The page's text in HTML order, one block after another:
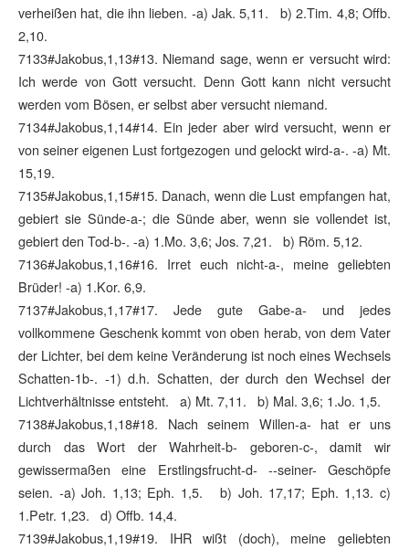
verheißen hat, die ihn lieben. -a) Jak. 5,11. b) 2.Tim. 4,8; Offb.
2,10.
7133#Jakobus,1,13#13. Niemand sage, wenn er versucht wird:
Ich werde von Gott versucht. Denn Gott kann nicht versucht
werden vom Bösen, er selbst aber versucht niemand.
7134#Jakobus,1,14#14. Ein jeder aber wird versucht, wenn er
von seiner eigenen Lust fortgezogen und gelockt wird-a-. -a) Mt.
15,19.
7135#Jakobus,1,15#15. Danach, wenn die Lust empfangen hat,
gebiert sie Sünde-a-; die Sünde aber, wenn sie vollendet ist,
gebiert den Tod-b-. -a) 1.Mo. 3,6; Jos. 7,21. b) Röm. 5,12.
7136#Jakobus,1,16#16. Irret euch nicht-a-, meine geliebten
Brüder! -a) 1.Kor. 6,9.
7137#Jakobus,1,17#17. Jede gute Gabe-a- und jedes
vollkommene Geschenk kommt von oben herab, von dem Vater
der Lichter, bei dem keine Veränderung ist noch eines Wechsels
Schatten-1b-. -1) d.h. Schatten, der durch den Wechsel der
Lichtverhältnisse entsteht. a) Mt. 7,11. b) Mal. 3,6; 1.Jo. 1,5.
7138#Jakobus,1,18#18. Nach seinem Willen-a- hat er uns
durch das Wort der Wahrheit-b- geboren-c-, damit wir
gewissermaßen eine Erstlingsfrucht-d- --seiner- Geschöpfe
seien. -a) Joh. 1,13; Eph. 1,5. b) Joh. 17,17; Eph. 1,13. c)
1.Petr. 1,23. d) Offb. 14,4.
7139#Jakobus,1,19#19. IHR wißt (doch), meine geliebten